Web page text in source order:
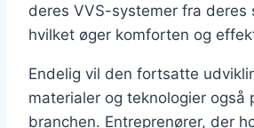
deres VVS-systemer fra deres
hvilket øger komforten og
Endelig vil den fortsatte
materialer og teknologier også
branchen. Entreprenører, der